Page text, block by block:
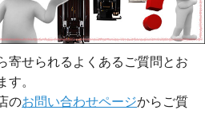
寄せられるよくあるご質問とお
す。
のお問い合わせページからご質